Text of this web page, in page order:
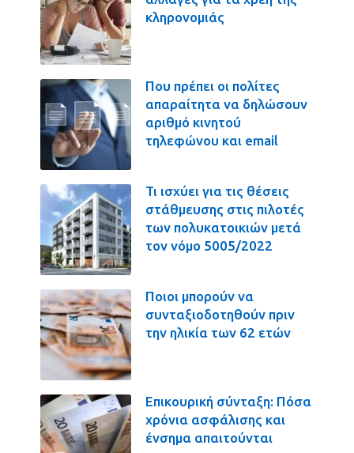
κληρονομιάς
Που πρέπει οι πολίτες
απαραίτητα να δηλώσουν
αριθμό κινητού
τηλεφώνου και email
Τι ισχύει για τις θέσεις
στάθμευσης στις πιλοτές
των πολυκατοικιών μετά
τον νόμο 5005/2022
Ποιοι μπορούν να
συνταξιοδοτηθούν πριν
την ηλικία των 62 ετών
Επικουρική σύνταξη: Πόσα
χρόνια ασφάλισης και
ένσημα απαιτούνται